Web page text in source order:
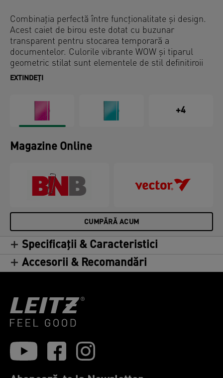
Combinația perfectă între funcționalitate și design.
Acest caiet de birou este dotat cu buzunar
transparent pentru stocarea temporară a
documentelor. Culorile vibrante WOW și tiparul
geometric stilat sunt elementele de stil definitiroii
pentru acest accesoriu atat de util.
EXTINDEȚI
+4
Magazine Online
CUMPĂRĂ ACUM
Specificații & Caracteristici
Accesorii & Recomandări